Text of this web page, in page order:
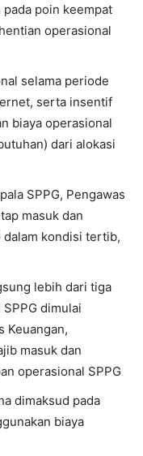
poin keempat
operasional
selama periode
serta insentif
biaya operasional
dari alokasi
SPPG, Pengawas
masuk dan
dalam kondisi tertib,
lebih dari tiga
dimulai
Keuangan,
masuk dan
operasional SPPG
dimaksud pada
biaya